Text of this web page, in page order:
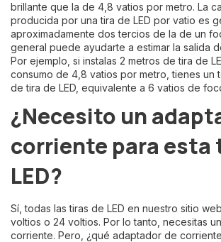
brillante que la de 4,8 vatios por metro. La
producida por una tira de LED por vatio es
aproximadamente dos tercios de la de un
general puede ayudarte a estimar la salida
Por ejemplo, si instalas 2 metros de tira de
consumo de 4,8 vatios por metro, tienes un
de tira de LED, equivalente a 6 vatios de
¿Necesito un
corriente para esta
LED?
Sí, todas las tiras de LED en nuestro sitio
voltios o 24 voltios. Por lo tanto, necesitas
corriente. Pero, ¿qué adaptador de